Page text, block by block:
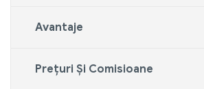
Avantaje
Prețuri Și Comisioane